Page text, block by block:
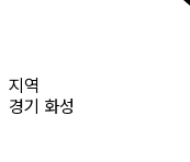
지역
경기 화성